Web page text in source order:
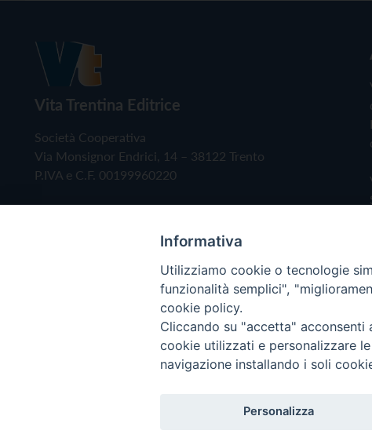
Vita Trentina Editrice
Società Cooperativa
Via Monsignor Endrici, 14 – 38122 Trento
P.IVA e C.F. 00199960220
Copyright © 2019 - Tutti i diritti riservati - Vita
Informativa
Utilizziamo cookie o tecnologie
funzionalità semplici",
cookie policy.
Cliccando su "accetta"
cookie utilizzati e personalizzare
navigazione installando i soli
Personalizza